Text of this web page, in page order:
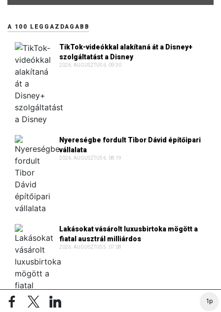
1p
A 100 LEGGAZDAGABB
TikTok-videókkal alakítaná át a Disney+
szolgáltatást a Disney
2026. AUGUSZTUS 6. 09:30
Nyereségbe fordult Tibor Dávid építőipari
vállalata
2026. AUGUSZTUS 6. 08:19
Lakásokat vásárolt luxusbirtoka mögött a
fiatal ausztrál milliárdos
2026. AUGUSZTUS 5. 07:08